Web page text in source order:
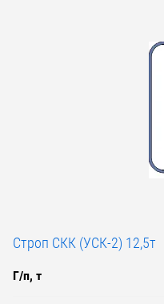
Строп СКК (УСК-2) 12,5т
Г/п, т